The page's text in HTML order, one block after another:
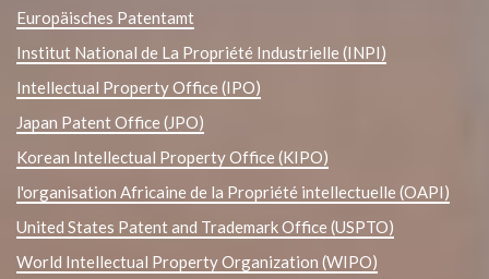
Europäisches Patentamt
Institut National de La Propriété Industrielle (INPI)
Intellectual Property Office (IPO)
Japan Patent Office (JPO)
Korean Intellectual Property Office (KIPO)
l'organisation Africaine de la Propriété intellectuelle (OAPI)
United States Patent and Trademark Office (USPTO)
World Intellectual Property Organization (WIPO)